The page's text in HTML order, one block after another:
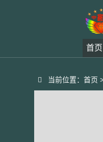
首页
当前位置： 首页